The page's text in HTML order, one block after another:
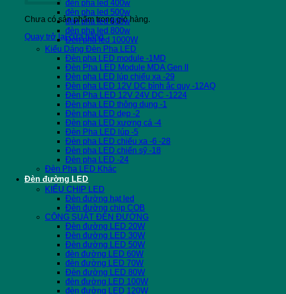
Chưa có sản phẩm trong giỏ hàng.
Quay trở lại cửa hàng
đèn pha led 400w
đèn pha led 500w
đèn pha led 600w
đèn pha led 800w
Đèn pha led 1000W
Kiểu Dáng Đèn Pha LED
Đèn pha LED module -1MD
Đèn Pha LED Module MDA Gen II
Đèn pha LED lúp chiếu xa -29
Đèn pha LED 12V DC bình ắc quy -12AQ
Đèn Pha LED 12V 24V DC -1224
Đèn pha LED thông dụng -1
Đèn pha LED dẹp -2
Đèn pha LED xương cá -4
Đèn Pha LED lúp -5
Đèn pha LED chiếu xa -6 -28
Đèn pha LED chiến sỹ -18
Đèn pha LED -24
Đèn Pha LED Khác
Đèn đường LED
KIỂU CHIP LED
Đèn đường hạt led
Đèn đường chip COB
CÔNG SUẤT ĐÈN ĐƯỜNG
Đèn đường LED 20W
Đèn đường LED 30W
Đèn đường LED 50W
đèn đường LED 60W
đèn đường LED 70W
Đèn đường LED 80W
đèn đường LED 100W
đèn đường LED 120W